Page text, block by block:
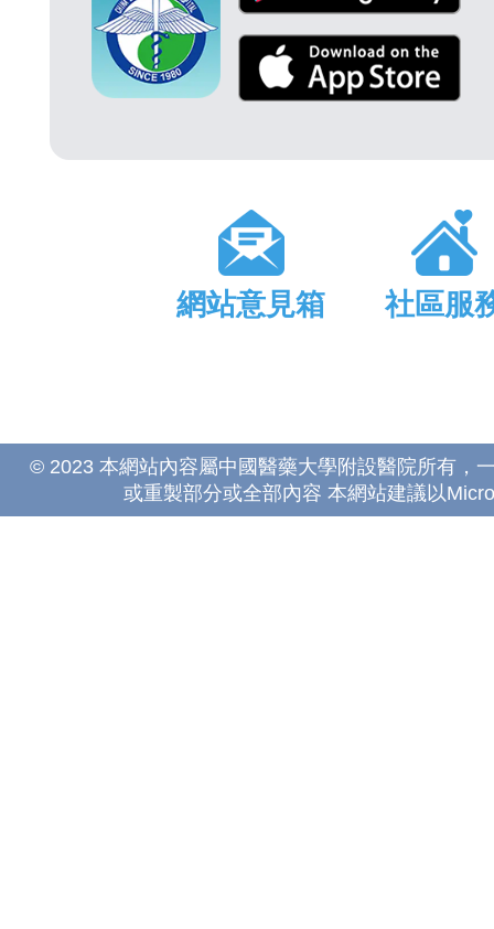
網站意見箱 社區服
© 2023 本網站內容屬中國醫藥大學附設醫院所有，
或重製部分或全部內容 本網站建議以